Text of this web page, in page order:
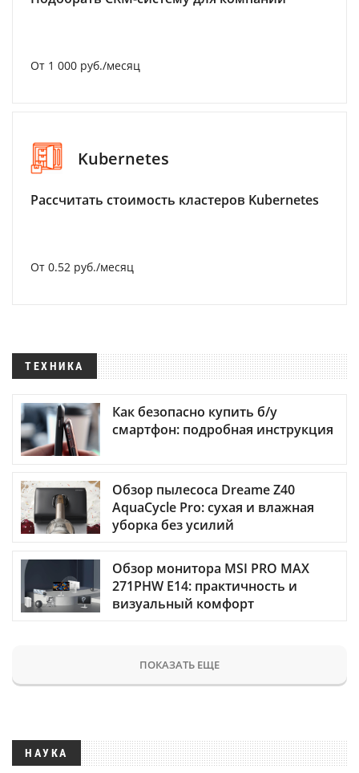
От 1 000 руб./месяц
Kubernetes
Рассчитать стоимость кластеров Kubernetes
От 0.52 руб./месяц
ТЕХНИКА
Как безопасно купить б/у
смартфон: подробная инструкция
Обзор пылесоса Dreame Z40
AquaCycle Pro: сухая и влажная
уборка без усилий
Обзор монитора MSI PRO MAX
271PHW E14: практичность и
визуальный комфорт
ПОКАЗАТЬ ЕЩЕ
НАУКА